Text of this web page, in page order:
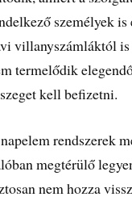
személyek
villanyszámláktól
termelődik
kell befizetni.
rendszerek
megtérülő
nem hozza